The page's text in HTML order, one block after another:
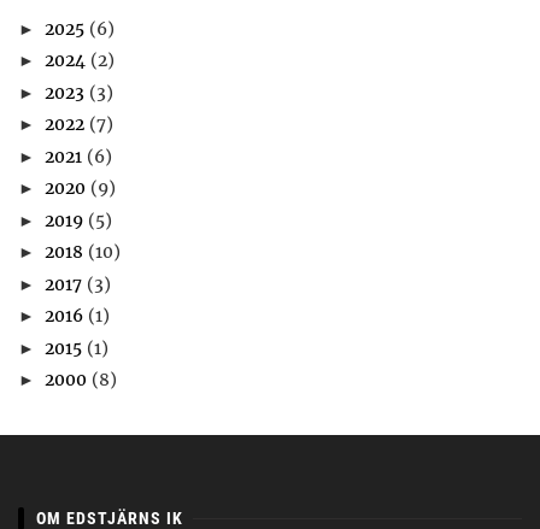
► 2025 (6)
► 2024 (2)
► 2023 (3)
► 2022 (7)
► 2021 (6)
► 2020 (9)
► 2019 (5)
► 2018 (10)
► 2017 (3)
► 2016 (1)
► 2015 (1)
► 2000 (8)
OM EDSTJÄRNS IK